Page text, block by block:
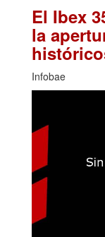
El Ibex
la
Infobae